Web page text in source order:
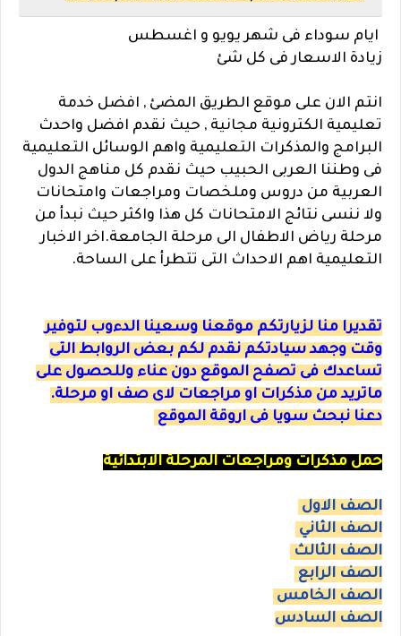
ايام سوداء فى شهر يويو و اغسطس
زيادة الاسعار فى كل شئ
انتم الان على موقع الطريق المضئ , افضل خدمة
تعليمية الكترونية مجانية , حيث نقدم افضل واحدث
البرامج والمذكرات التعليمية واهم الوسائل التعليمية
فى وطننا العربى الحبيب حيث نقدم كل مناهج الدول
العربية من دروس وملخصات ومراجعات وامتحانات
ولا ننسى نتائج الامتحانات كل هذا واكثر حيث نبدأ من
مرحلة رياض الاطفال الى مرحلة الجامعة.اخر الاخبار
التعليمية اهم الاحداث التى تتطرأ على الساحة.
تقديرا منا لزيارتكم موقعنا وسعينا الدءوب لتوفير
وقت وجهد سيادتكم نقدم لكم بعض الروابط التى
تساعدك فى تصفح الموقع دون عناء وللحصول على
ماتريد من مذكرات او مراجعات لاى صف او مرحلة.
دعنا نبحث سويا فى اروقة الموقع
حمل مذكرات ومراجعات المرحلة الابتدائية
الصف الاول
الصف الثاني
الصف الثالث
الصف الرابع
الصف الخامس
الصف السادس